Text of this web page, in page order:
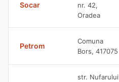
Socar
nr. 42,
Oradea
Petrom
Comuna
Bors, 417075
str. Nufarului